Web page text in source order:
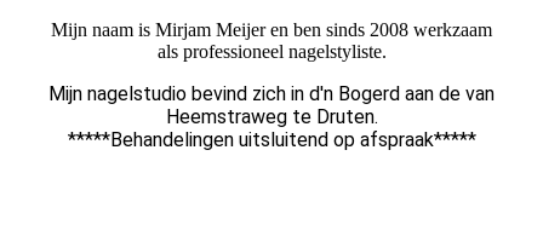
Mijn naam is Mirjam Meijer en ben sinds 2008 werkzaam
als professioneel nagelstyliste.
Mijn nagelstudio bevind zich in d'n Bogerd aan de van
Heemstraweg te Druten.
*****Behandelingen uitsluitend op afspraak*****